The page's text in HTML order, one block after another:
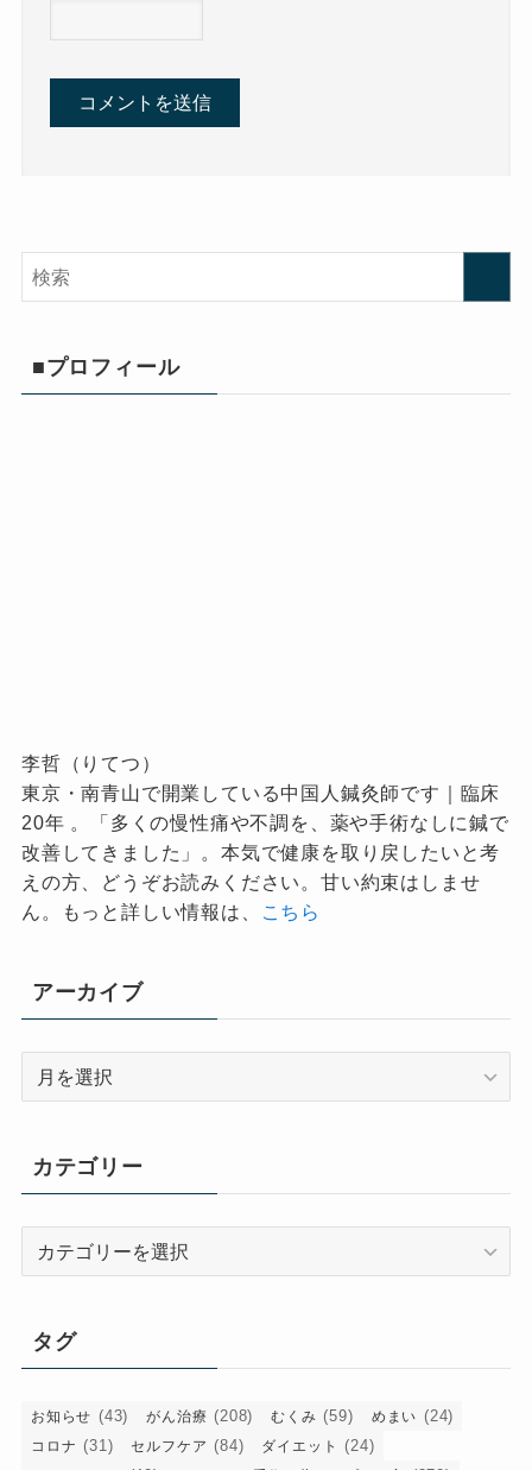
■プロフィール
李哲（りてつ）
東京・南青山で開業している中国人鍼灸師です｜臨床
20年 。「多くの慢性痛や不調を、薬や手術なしに鍼で
改善してきました」。本気で健康を取り戻したいと考
えの方、どうぞお読みください。甘い約束はしませ
ん。もっと詳しい情報は、
こちら
アーカイブ
ブ
カテゴリー
ー
タグ
お知らせ (43) がん治療 (208) むくみ (59) めまい (24)
コロナ (31) セルフケア (84) ダイエット (24)